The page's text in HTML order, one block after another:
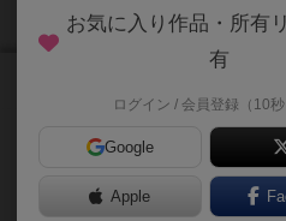
ご協力く
お気に入り作品・所有
有
ログイン / 会員登録（10秒
Google
Apple